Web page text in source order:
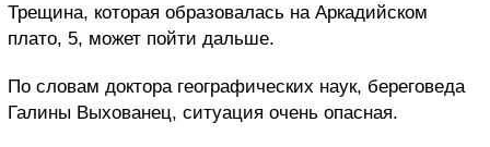
Трещина, которая образовалась на Аркадийском
плато, 5, может пойти дальше.
По словам доктора географических наук, береговеда
Галины Выхованец, ситуация очень опасная.